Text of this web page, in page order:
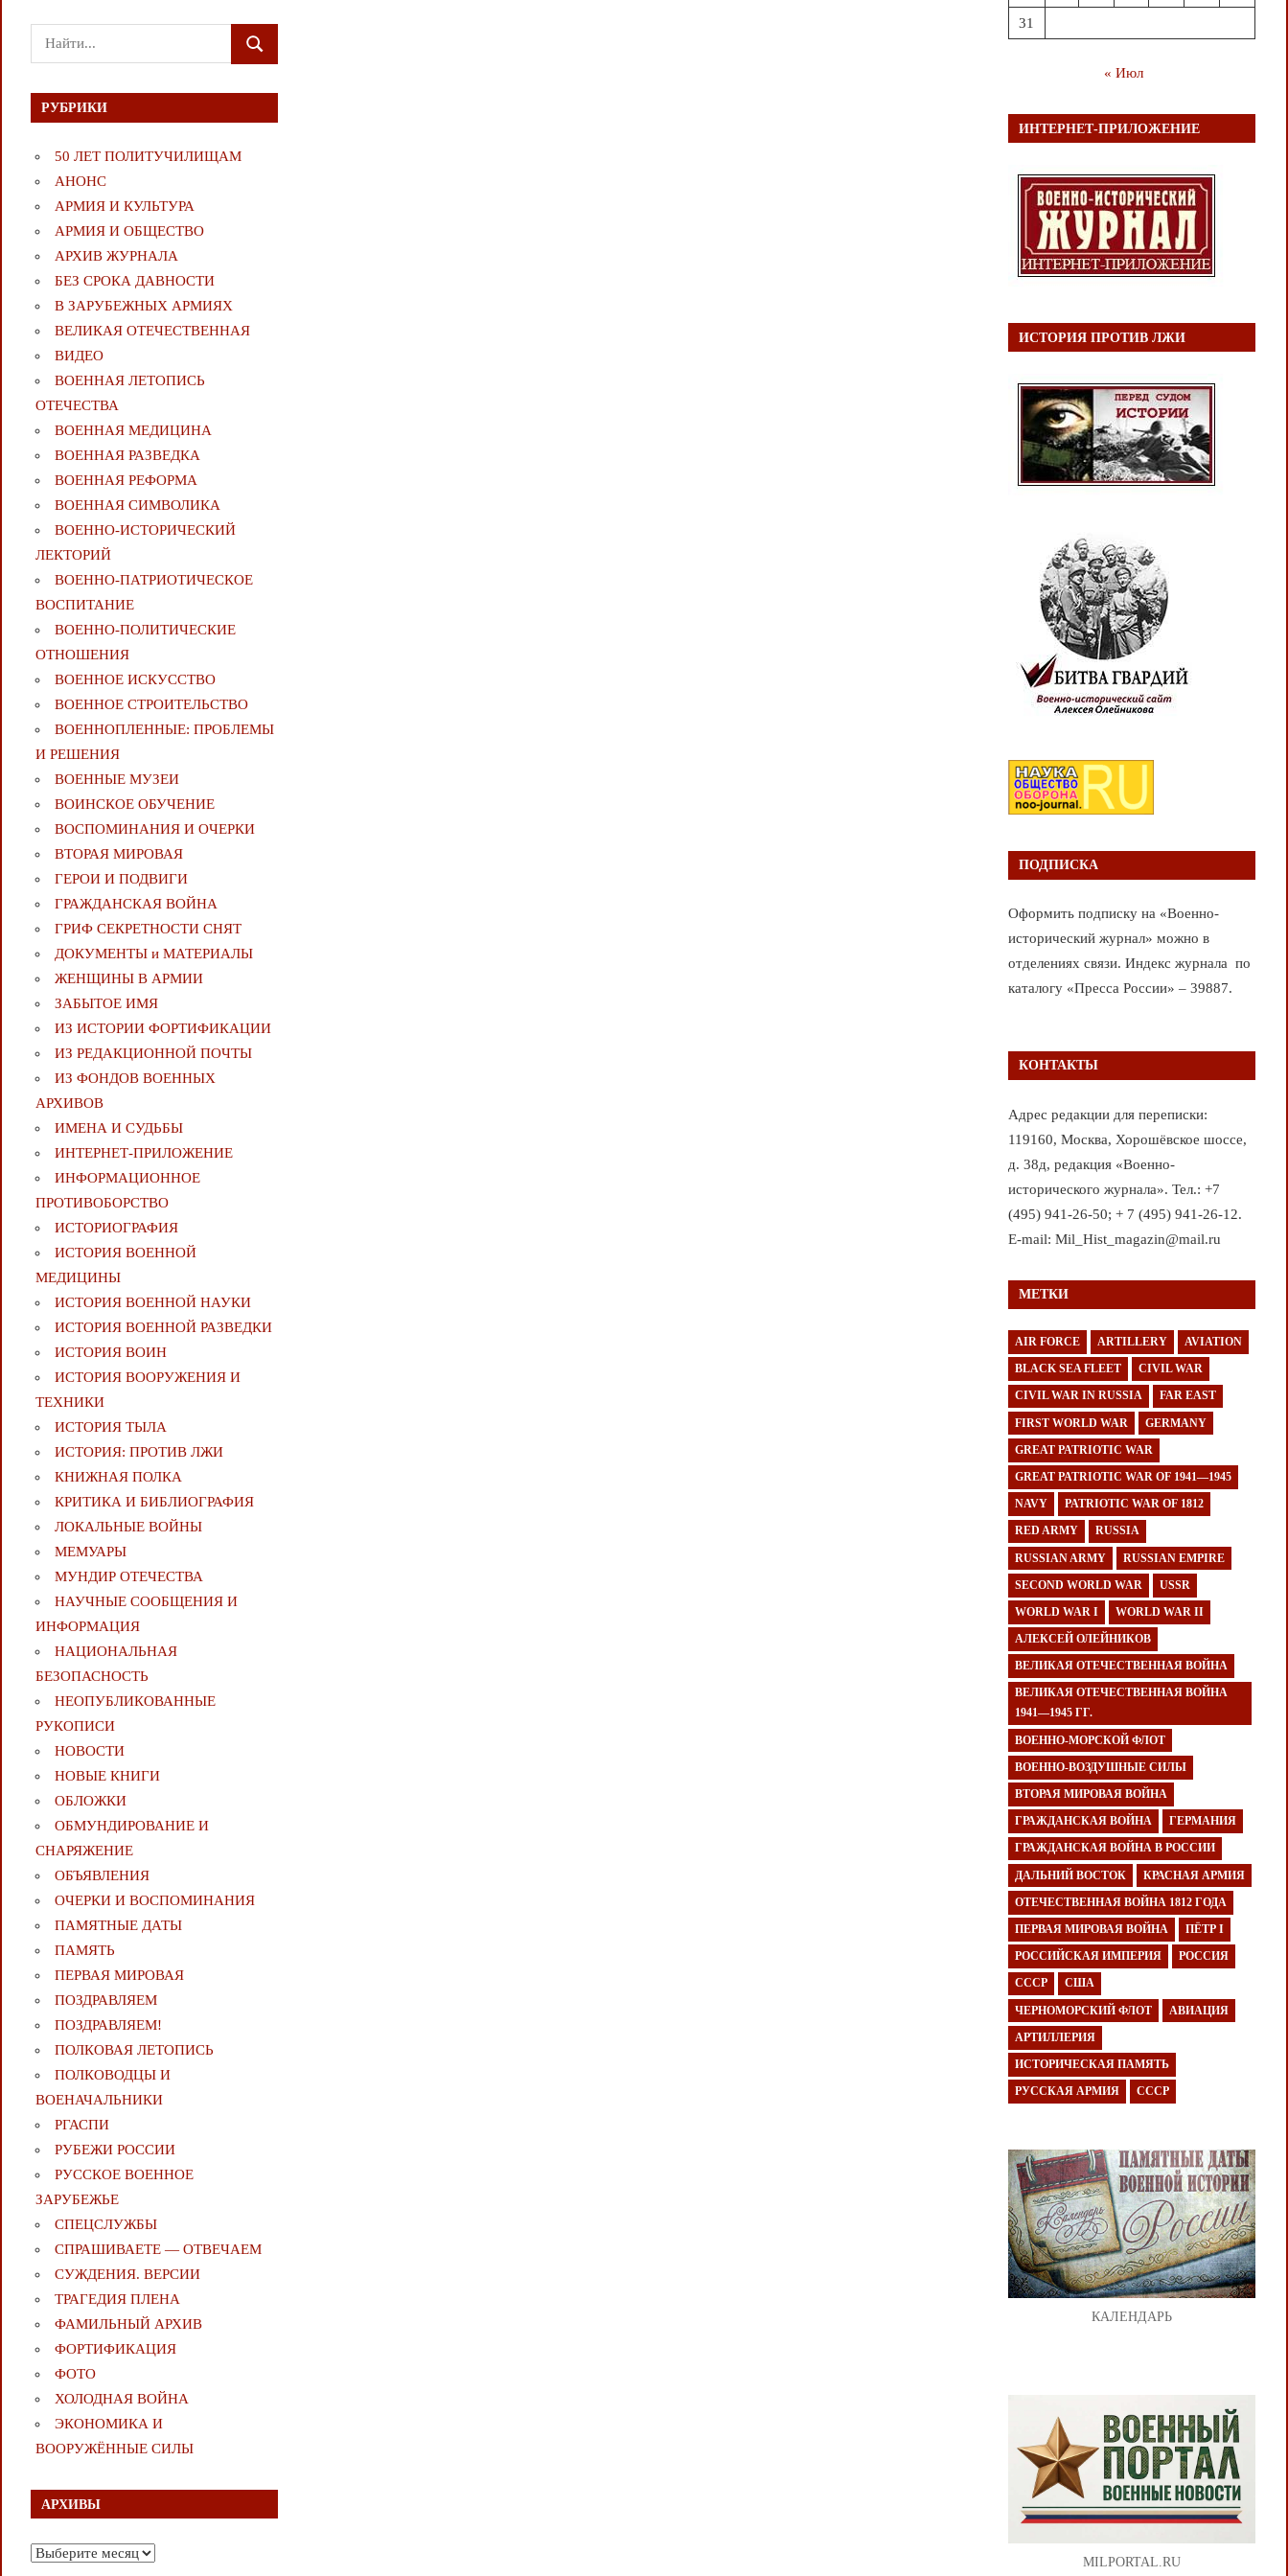
Поиск
для:
ПОИСК
РУБРИКИ
50 ЛЕТ ПОЛИТУЧИЛИЩАМ
АНОНС
АРМИЯ И КУЛЬТУРА
АРМИЯ И ОБЩЕСТВО
АРХИВ ЖУРНАЛА
БЕЗ СРОКА ДАВНОСТИ
В ЗАРУБЕЖНЫХ АРМИЯХ
ВЕЛИКАЯ ОТЕЧЕСТВЕННАЯ
ВИДЕО
ВОЕННАЯ ЛЕТОПИСЬ
ОТЕЧЕСТВА
ВОЕННАЯ МЕДИЦИНА
ВОЕННАЯ РАЗВЕДКА
ВОЕННАЯ РЕФОРМА
ВОЕННАЯ СИМВОЛИКА
ВОЕННО-ИСТОРИЧЕСКИЙ
ЛЕКТОРИЙ
ВОЕННО-ПАТРИОТИЧЕСКОЕ
ВОСПИТАНИЕ
ВОЕННО-ПОЛИТИЧЕСКИE
ОТНОШЕНИЯ
ВОЕННОЕ ИСКУССТВО
ВОЕННОЕ СТРОИТЕЛЬСТВО
ВОЕННОПЛЕННЫЕ: ПРОБЛЕМЫ
И РЕШЕНИЯ
ВОЕННЫЕ МУЗЕИ
ВОИНСКОЕ ОБУЧЕНИЕ
ВОСПОМИНАНИЯ И ОЧЕРКИ
ВТОРАЯ МИРОВАЯ
ГЕРОИ И ПОДВИГИ
ГРАЖДАНСКАЯ ВОЙНА
ГРИФ СЕКРЕТНОСТИ СНЯТ
ДОКУМЕНТЫ и МАТЕРИАЛЫ
ЖЕНЩИНЫ В АРМИИ
ЗАБЫТОЕ ИМЯ
ИЗ ИСТОРИИ ФОРТИФИКАЦИИ
ИЗ РЕДАКЦИОННОЙ ПОЧТЫ
ИЗ ФОНДОВ ВОЕННЫХ
АРХИВОВ
ИМЕНА И СУДЬБЫ
ИНТЕРНЕТ-ПРИЛОЖЕНИЕ
ИНФОРМАЦИОННОЕ
ПРОТИВОБОРСТВО
ИСТОРИОГРАФИЯ
ИСТОРИЯ ВОЕННОЙ
МЕДИЦИНЫ
ИСТОРИЯ ВОЕННОЙ НАУКИ
ИСТОРИЯ ВОЕННОЙ РАЗВЕДКИ
ИСТОРИЯ ВОИН
ИСТОРИЯ ВООРУЖЕНИЯ И
ТЕХНИКИ
ИСТОРИЯ ТЫЛА
ИСТОРИЯ: ПРОТИВ ЛЖИ
КНИЖНАЯ ПОЛКА
КРИТИКА И БИБЛИОГРАФИЯ
ЛОКАЛЬНЫЕ ВОЙНЫ
МЕМУАРЫ
МУНДИР ОТЕЧЕСТВА
НАУЧНЫЕ СООБЩЕНИЯ И
ИНФОРМАЦИЯ
НАЦИОНАЛЬНАЯ
БЕЗОПАСНОСТЬ
НЕОПУБЛИКОВАННЫЕ
РУКОПИСИ
НОВОСТИ
НОВЫЕ КНИГИ
ОБЛОЖКИ
ОБМУНДИРОВАНИЕ И
СНАРЯЖЕНИЕ
ОБЪЯВЛЕНИЯ
ОЧЕРКИ И ВОСПОМИНАНИЯ
ПАМЯТНЫЕ ДАТЫ
ПАМЯТЬ
ПЕРВАЯ МИРОВАЯ
ПОЗДРАВЛЯЕМ
ПОЗДРАВЛЯЕМ!
ПОЛКОВАЯ ЛЕТОПИСЬ
ПОЛКОВОДЦЫ И
ВОЕНАЧАЛЬНИКИ
РГАСПИ
РУБЕЖИ РОССИИ
РУССКОЕ ВОЕННОЕ
ЗАРУБЕЖЬЕ
СПЕЦСЛУЖБЫ
СПРАШИВАЕТЕ — ОТВЕЧАЕМ
СУЖДЕНИЯ. ВЕРСИИ
ТРАГЕДИЯ ПЛЕНА
ФАМИЛЬНЫЙ АРХИВ
ФОРТИФИКАЦИЯ
ФОТО
ХОЛОДНАЯ ВОЙНА
ЭКОНОМИКА И
ВООРУЖЁННЫЕ СИЛЫ
АРХИВЫ
Архивы
31
« Июл
ИНТЕРНЕТ-ПРИЛОЖЕНИЕ
ИСТОРИЯ ПРОТИВ ЛЖИ
ПОДПИСКА
Оформить подписку на «Военно-
исторический журнал» можно в
отделениях связи. Индекс журнала по
каталогу «Пресса России» – 39887.
КОНТАКТЫ
Адрес редакции для переписки:
119160, Москва, Хорошёвское шоссе,
д. 38д, редакция «Военно-
исторического журнала». Тел.: +7
(495) 941-26-50; + 7 (495) 941-26-12.
E-mail: Mil_Hist_magazin@mail.ru
МЕТКИ
AIR FORCE ARTILLERY AVIATION
BLACK SEA FLEET CIVIL WAR
CIVIL WAR IN RUSSIA FAR EAST
FIRST WORLD WAR GERMANY
GREAT PATRIOTIC WAR
GREAT PATRIOTIC WAR OF 1941—1945
NAVY PATRIOTIC WAR OF 1812
RED ARMY RUSSIA
RUSSIAN ARMY RUSSIAN EMPIRE
SECOND WORLD WAR USSR
WORLD WAR I WORLD WAR II
АЛЕКСЕЙ ОЛЕЙНИКОВ
ВЕЛИКАЯ ОТЕЧЕСТВЕННАЯ ВОЙНА
ВЕЛИКАЯ ОТЕЧЕСТВЕННАЯ ВОЙНА
1941—1945 ГГ.
ВОЕННО-МОРСКОЙ ФЛОТ
ВОЕННО-ВОЗДУШНЫЕ СИЛЫ
ВТОРАЯ МИРОВАЯ ВОЙНА
ГРАЖДАНСКАЯ ВОЙНА ГЕРМАНИЯ
ГРАЖДАНСКАЯ ВОЙНА В РОССИИ
ДАЛЬНИЙ ВОСТОК КРАСНАЯ АРМИЯ
ОТЕЧЕСТВЕННАЯ ВОЙНА 1812 ГОДА
ПЕРВАЯ МИРОВАЯ ВОЙНА ПЁТР I
РОССИЙСКАЯ ИМПЕРИЯ РОССИЯ
СССР США
ЧЕРНОМОРСКИЙ ФЛОТ АВИАЦИЯ
АРТИЛЛЕРИЯ
ИСТОРИЧЕСКАЯ ПАМЯТЬ
РУССКАЯ АРМИЯ СССР
КАЛЕНДАРЬ
MILPORTAL.RU